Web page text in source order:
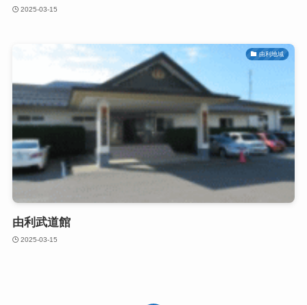
2025-03-15
由利地域
由利武道館
2025-03-15